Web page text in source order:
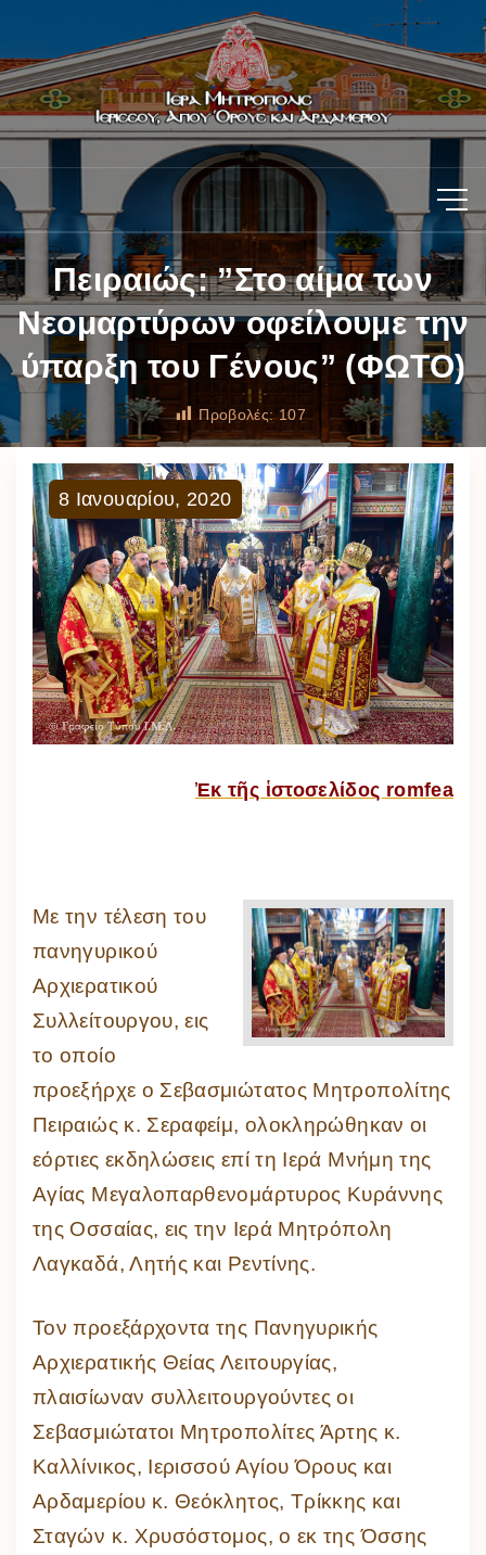
Πειραιώς: ”Στο αίμα των
Νεομαρτύρων οφείλουμε την
ύπαρξη του Γένους” (ΦΩΤΟ)
Προβολές: 107
8 Ιανουαρίου, 2020
Ἐκ τῆς ἱστοσελίδος romfea
Με την τέλεση του
πανηγυρικού
Αρχιερατικού
Συλλείτουργου, εις
το οποίο
προεξήρχε ο Σεβασμιώτατος Μητροπολίτης
Πειραιώς κ. Σεραφείμ, ολοκληρώθηκαν οι
εόρτιες εκδηλώσεις επί τη Ιερά Μνήμη της
Αγίας Μεγαλοπαρθενομάρτυρος Κυράννης
της Οσσαίας, εις την Ιερά Μητρόπολη
Λαγκαδά, Λητής και Ρεντίνης.
Τον προεξάρχοντα της Πανηγυρικής
Αρχιερατικής Θείας Λειτουργίας,
πλαισίωναν συλλειτουργούντες οι
Σεβασμιώτατοι Μητροπολίτες Άρτης κ.
Καλλίνικος, Ιερισσού Αγίου Όρους και
Αρδαμερίου κ. Θεόκλητος, Τρίκκης και
Σταγών κ. Χρυσόστομος, ο εκ της Όσσης